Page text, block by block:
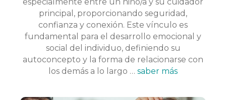
principal, proporcionando seguridad,
confianza y conexión. Este vínculo es
fundamental para el desarrollo emocional y
social del individuo, definiendo su
autoconcepto y la forma de relacionarse con
los demás a lo largo … saber más